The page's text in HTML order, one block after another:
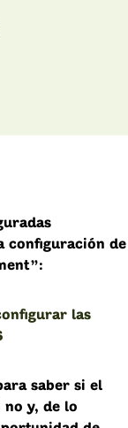
configuración de
las
saber si el
y, de lo